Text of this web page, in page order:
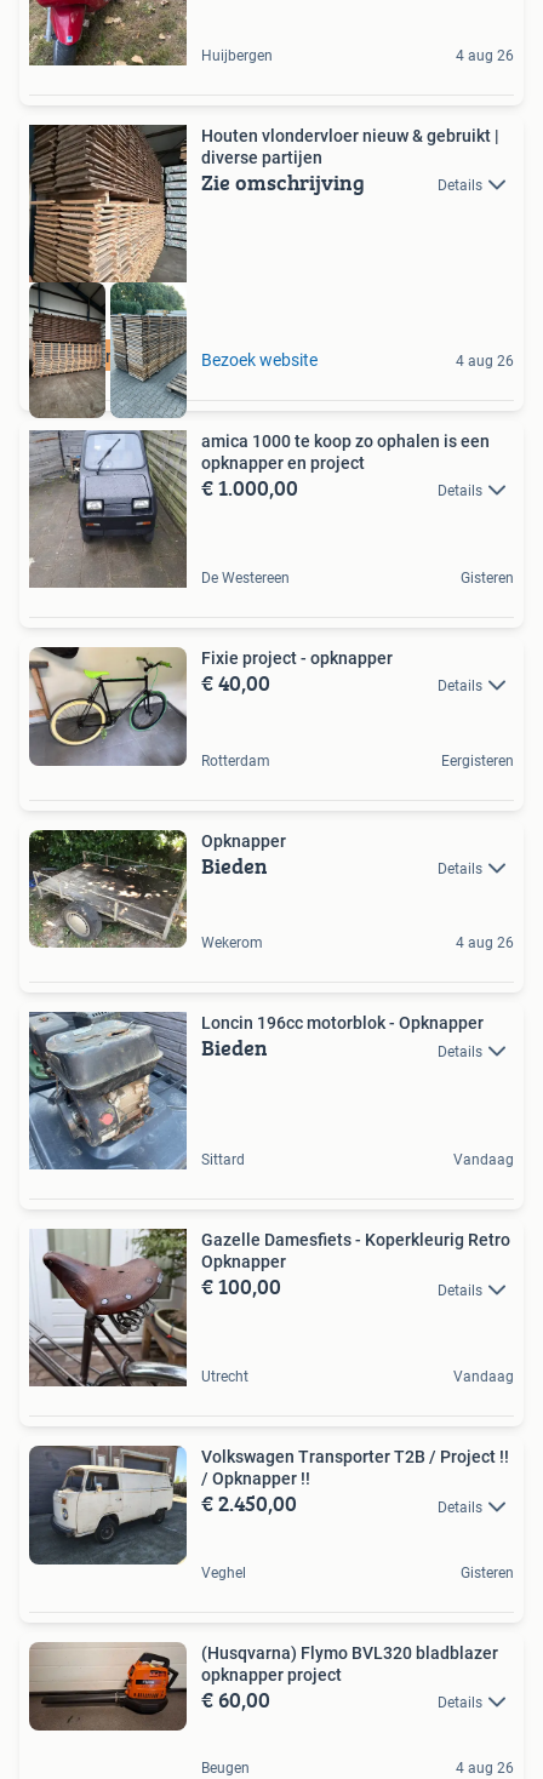
Huijbergen 4 aug 26
Houten vloer
Houten vlondervloer nieuw & gebruikt |
diverse partijen
Zie omschrijving Details
Bezoek website 4 aug 26
amica 1000 te koop zo ophalen is een
opknapper en project
€ 1.000,00 Details
De Westereen Gisteren
Fixie project - opknapper
€ 40,00 Details
Rotterdam Eergisteren
Opknapper
Bieden Details
Wekerom 4 aug 26
Loncin 196cc motorblok - Opknapper
Bieden Details
Sittard Vandaag
Gazelle Damesfiets - Koperkleurig Retro
Opknapper
€ 100,00 Details
Utrecht Vandaag
Volkswagen Transporter T2B / Project !!
/ Opknapper !!
€ 2.450,00 Details
Veghel Gisteren
(Husqvarna) Flymo BVL320 bladblazer
opknapper project
€ 60,00 Details
Beugen 4 aug 26